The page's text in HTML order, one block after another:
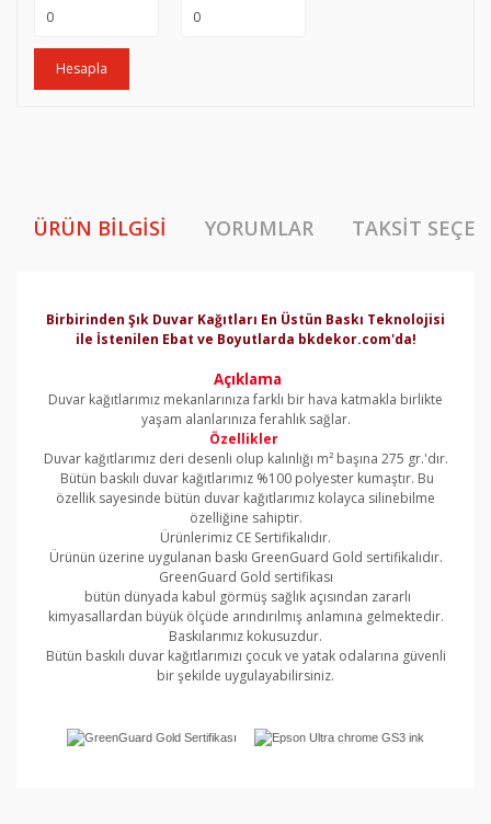
Hesapla
ÜRÜN BILGISI YORUMLAR TAKSIT
Birbirinden Şık Duvar Kağıtları En Üstün Baskı Teknolojisi
ile İstenilen Ebat ve Boyutlarda bkdekor.com'da!
Açıklama
Duvar kağıtlarımız mekanlarınıza farklı bir hava katmakla birlikte
yaşam alanlarınıza ferahlık sağlar.
Özellikler
Duvar kağıtlarımız deri desenli olup kalınlığı m² başına 275 gr.'dır.
Bütün baskılı duvar kağıtlarımız %100 polyester kumaştır. Bu
özellik sayesinde bütün duvar kağıtlarımız kolayca silinebilme
özelliğine sahiptir.
Ürünlerimiz CE Sertifikalıdır.
Ürünün üzerine uygulanan baskı GreenGuard Gold sertifikalıdır.
GreenGuard Gold sertifikası
bütün dünyada kabul görmüş sağlık açısından zararlı
kimyasallardan büyük ölçüde arındırılmış anlamına gelmektedir.
Baskılarımız kokusuzdur.
Bütün baskılı duvar kağıtlarımızı çocuk ve yatak odalarına güvenli
bir şekilde uygulayabilirsiniz.